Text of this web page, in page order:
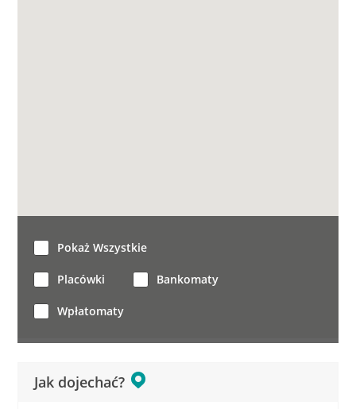
Jak dojechać?
Pokaż Wszystkie
Placówki Bankomaty
Wpłatomaty